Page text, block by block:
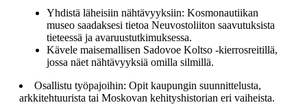
Yhdistä läheisiin nähtävyyksiin: Kosmonautiikan
museo saadaksesi tietoa Neuvostoliiton saavutuksista
tieteessä ja avaruustutkimuksessa.
Kävele maisemallisen Sadovoe Koltso -kierrosreitillä,
jossa näet nähtävyyksiä omilla silmillä.
Osallistu työpajoihin: Opit kaupungin suunnittelusta,
arkkitehtuurista tai Moskovan kehityshistorian eri vaiheista.